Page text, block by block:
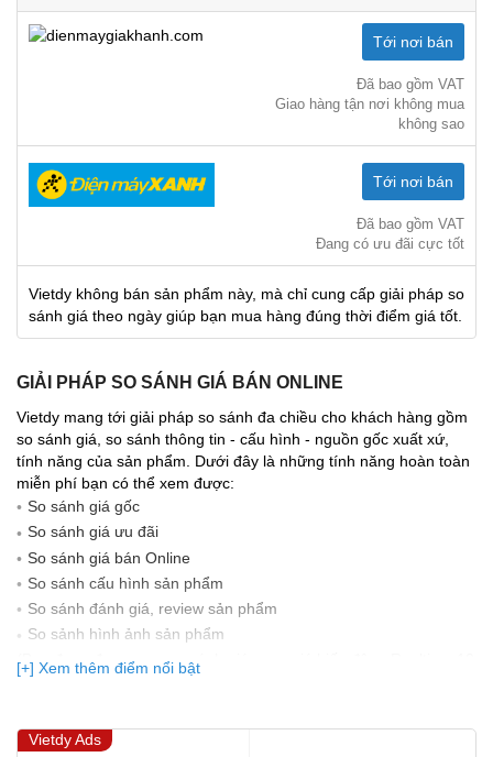
Tới nơi bán
Đã bao gồm VAT
Giao hàng tận nơi không mua
không sao
Tới nơi bán
Đã bao gồm VAT
Đang có ưu đãi cực tốt
Vietdy không bán sản phẩm này, mà chỉ cung cấp giải pháp so
sánh giá theo ngày giúp bạn mua hàng đúng thời điểm giá tốt.
GIẢI PHÁP SO SÁNH GIÁ BÁN ONLINE
Vietdy mang tới giải pháp so sánh đa chiều cho khách hàng gồm
so sánh giá, so sánh thông tin - cấu hình - nguồn gốc xuất xứ,
tính năng của sản phẩm. Dưới đây là những tính năng hoàn toàn
miễn phí bạn có thể xem được:
So sánh giá gốc
So sánh giá ưu đãi
So sánh giá bán Online
So sánh cấu hình sản phẩm
So sánh đánh giá, review sản phẩm
So sảnh hình ảnh sản phẩm
(Bạn đang được xem so sánh giá, xem giá biến động Realtime 10
lần cập nhật gần nhất)
[+] Xem thêm điểm nổi bật
Vietdy Ads